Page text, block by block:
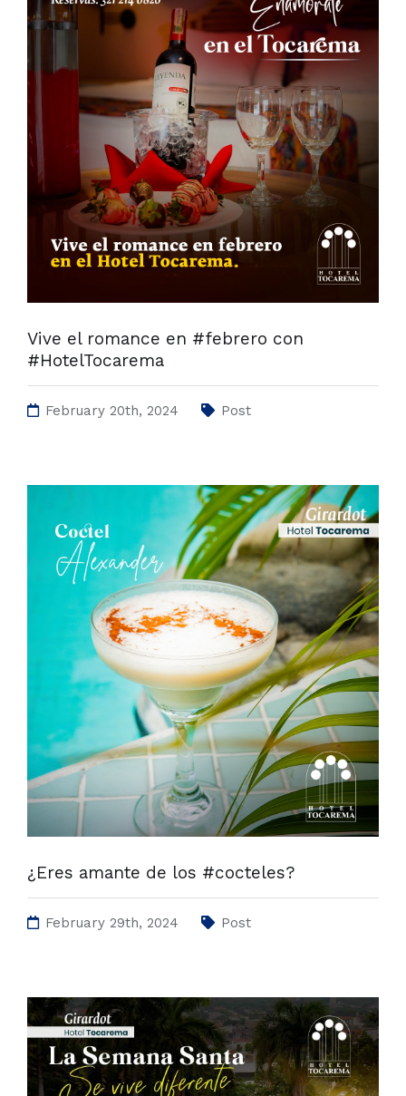
Vive el romance en #febrero con
#HotelTocarema
February 20th, 2024 Post
¿Eres amante de los #cocteles?
February 29th, 2024 Post